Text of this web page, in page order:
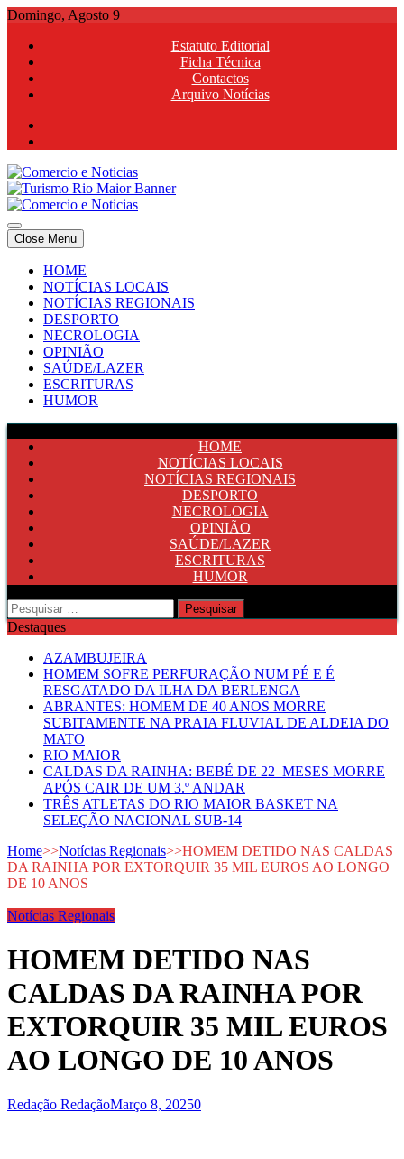
Skip
content
Domingo, Agosto 9
Estatuto Editorial
Ficha Técnica
Contactos
Arquivo Notícias
Comercio e Noticias
Notícias e Publicidade Online
Comercio e Noticias
Notícias e Publicidade Online
Close Menu
HOME
NOTÍCIAS LOCAIS
NOTÍCIAS REGIONAIS
DESPORTO
NECROLOGIA
OPINIÃO
SAÚDE/LAZER
ESCRITURAS
HUMOR
HOME
NOTÍCIAS LOCAIS
NOTÍCIAS REGIONAIS
DESPORTO
NECROLOGIA
OPINIÃO
SAÚDE/LAZER
ESCRITURAS
HUMOR
Pesquisar
por:
Destaques
AZAMBUJEIRA
HOMEM SOFRE PERFURAÇÃO NUM PÉ E É
RESGATADO DA ILHA DA BERLENGA
ABRANTES: HOMEM DE 40 ANOS MORRE
SUBITAMENTE NA PRAIA FLUVIAL DE ALDEIA DO
MATO
RIO MAIOR
CALDAS DA RAINHA: BEBÉ DE 22 MESES MORRE
APÓS CAIR DE UM 3.º ANDAR
TRÊS ATLETAS DO RIO MAIOR BASKET NA
SELEÇÃO NACIONAL SUB-14
Home>>Notícias Regionais>>HOMEM DETIDO NAS CALDAS
DA RAINHA POR EXTORQUIR 35 MIL EUROS AO LONGO
DE 10 ANOS
Notícias Regionais
HOMEM DETIDO NAS
CALDAS DA RAINHA POR
EXTORQUIR 35 MIL EUROS
AO LONGO DE 10 ANOS
Redação RedaçãoMarço 8, 20250